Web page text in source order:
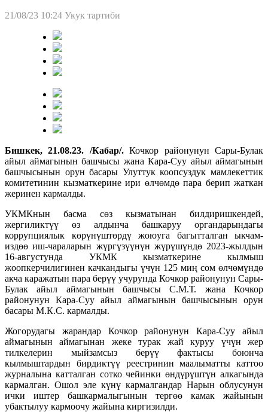
21/08/23 10:24 Укук тартиби
Бишкек, 21.08.23. /Кабар/.Кочкор районунун Сары-Булак
айыл аймагынын башчысы жана Кара-Суу айыл аймагынын
башчысынын орун басары Улуттук коопсуздук мамлекеттик
комитетинин кызматкерине ири өлчөмдө пара берип жаткан
жеринен кармалды.
УКМКнын басма сөз кызматынан билдиришкендей,
жергиликтүү өз алдынча башкаруу органдарындагы
коррупциялык көрүнүштөрдү жоюуга багытталган ыкчам-
издөө иш-чараларын жүргүзүүнүн жүрүшүндө 2023-жылдын
16-августунда УКМК кызматкерине кылмыш
жоопкерчилигинен качкандыгы үчүн 125 миң сом өлчөмүндө
акча каражатын пара берүү учурунда Кочкор районунун Сары-
Булак айыл аймагынын башчысы С.М.Т. жана Кочкор
районунун Кара-Суу айыл аймагынын башчысынын орун
басары М.К.С. кармалды.
Жогорудагы жарандар Кочкор районунун Кара-Суу айыл
аймагынын аймагынан жеке турак жай куруу үчүн жер
тилкелерин мыйзамсыз берүү фактысы боюнча
кылмыштардын бирдиктүү реестринин маалыматты каттоо
журналына катталган сотко чейинки өндүрүштүн алкагында
кармалган. Ошол эле күнү кармалгандар Нарын облусунун
ички иштер башкармалыгынын тергөө камак жайынын
убактылуу кармоочу жайына киргизилди.